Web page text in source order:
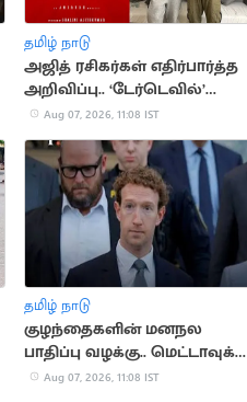
தமிழ் நாடு
அஜித் ரசிகர்கள் எதிர்பார்த்த
அறிவிப்பு.. ‘டேர்டெவில்’
படப்பிடிப்பு இம்மாதம்
தொடக்கம்
Aug 07, 2026, 11:08 IST
தமிழ் நாடு
குழந்தைகளின் மனநல
பாதிப்பு வழக்கு.. மெட்டாவுக்கு
ரூ.567 மில்லியன் அபராதம்
Aug 07, 2026, 11:08 IST